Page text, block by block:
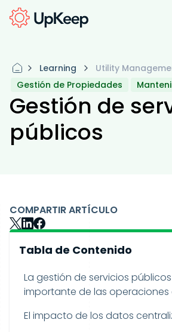
Learning
Utility
Gestión de Propiedades
Gestión de
públicos
COMPARTIR ARTÍCULO
Tabla de Contenido
La gestión de servicios
importante de las operaciones
El impacto de los datos